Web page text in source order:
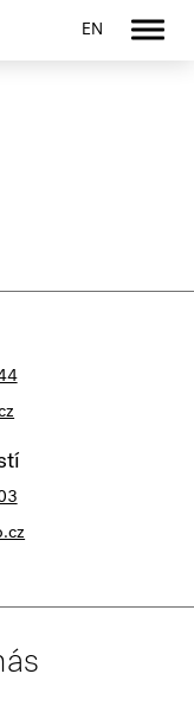
EN